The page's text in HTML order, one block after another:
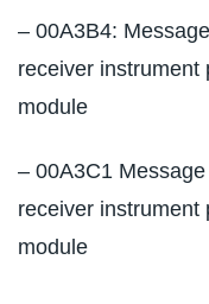
– 00A3B4:
receiver instrument
module
– 00A3C1
receiver instrument
module